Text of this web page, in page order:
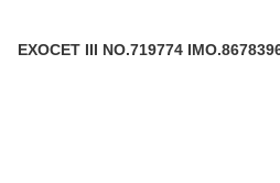
EXOCET III NO.719774